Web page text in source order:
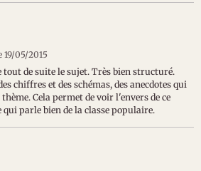
19/05/2015
de suite le sujet. Très bien structuré.
chiffres et des schémas, des anecdotes qui
Cela permet de voir l'envers de ce
parle bien de la classe populaire.